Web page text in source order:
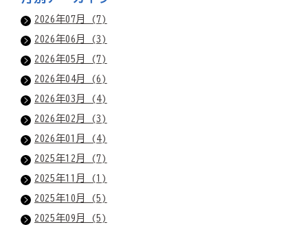
2026年07月 (7)
2026年06月 (3)
2026年05月 (7)
2026年04月 (6)
2026年03月 (4)
2026年02月 (3)
2026年01月 (4)
2025年12月 (7)
2025年11月 (1)
2025年10月 (5)
2025年09月 (5)